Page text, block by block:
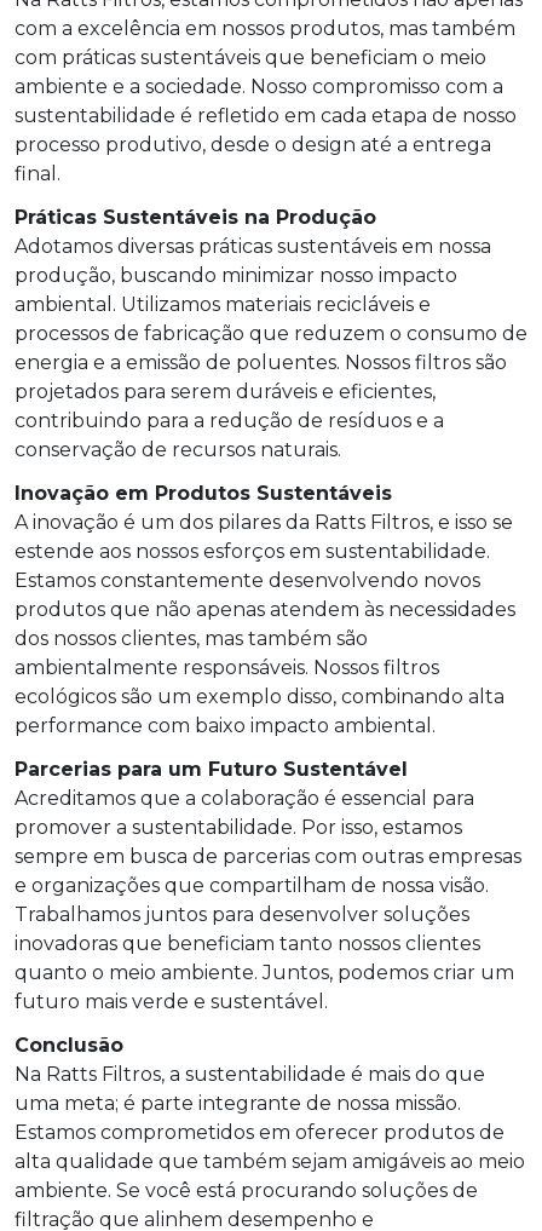
com a excelência em nossos produtos, mas também
com práticas sustentáveis que beneficiam o meio
ambiente e a sociedade. Nosso compromisso com a
sustentabilidade é refletido em cada etapa de nosso
processo produtivo, desde o design até a entrega
final.
Práticas Sustentáveis na Produção
Adotamos diversas práticas sustentáveis em nossa
produção, buscando minimizar nosso impacto
ambiental. Utilizamos materiais recicláveis e
processos de fabricação que reduzem o consumo de
energia e a emissão de poluentes. Nossos filtros são
projetados para serem duráveis e eficientes,
contribuindo para a redução de resíduos e a
conservação de recursos naturais.
Inovação em Produtos Sustentáveis
A inovação é um dos pilares da Ratts Filtros, e isso se
estende aos nossos esforços em sustentabilidade.
Estamos constantemente desenvolvendo novos
produtos que não apenas atendem às necessidades
dos nossos clientes, mas também são
ambientalmente responsáveis. Nossos filtros
ecológicos são um exemplo disso, combinando alta
performance com baixo impacto ambiental.
Parcerias para um Futuro Sustentável
Acreditamos que a colaboração é essencial para
promover a sustentabilidade. Por isso, estamos
sempre em busca de parcerias com outras empresas
e organizações que compartilham de nossa visão.
Trabalhamos juntos para desenvolver soluções
inovadoras que beneficiam tanto nossos clientes
quanto o meio ambiente. Juntos, podemos criar um
futuro mais verde e sustentável.
Conclusão
Na Ratts Filtros, a sustentabilidade é mais do que
uma meta; é parte integrante de nossa missão.
Estamos comprometidos em oferecer produtos de
alta qualidade que também sejam amigáveis ao meio
ambiente. Se você está procurando soluções de
filtração que alinhem desempenho e